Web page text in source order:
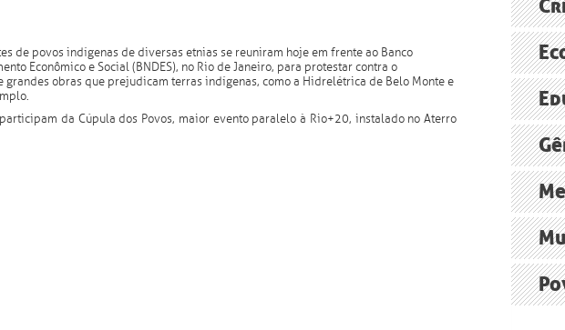
de povos indígenas de diversas etnias se reuniram hoje em frente ao Banco
Econômico e Social (BNDES), no Rio de Janeiro, para protestar contra o
obras que prejudicam terras indígenas, como a Hidrelétrica de Belo Monte e
da Cúpula dos Povos, maior evento paralelo à Rio+20, instalado no Aterro
O
FAO
Agência
ONU
Brasil,
ONU
O
relatório
A
O debate
Grupo
Persiste
Cúpula
Norte
O
Agência